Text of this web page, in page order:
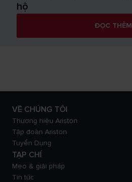
hộ
ĐỌC THÊM
VỀ CHÚNG TÔI
Thương hiệu Ariston
Tập đoàn Ariston
Tuyển Dụng
TẠP CHÍ
Mẹo & giải pháp
Tin tức